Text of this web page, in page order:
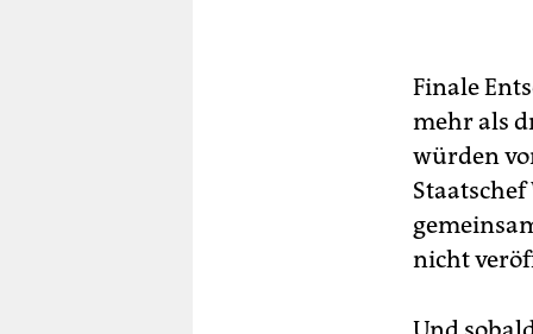
Finale
mehr als
würden
nicht